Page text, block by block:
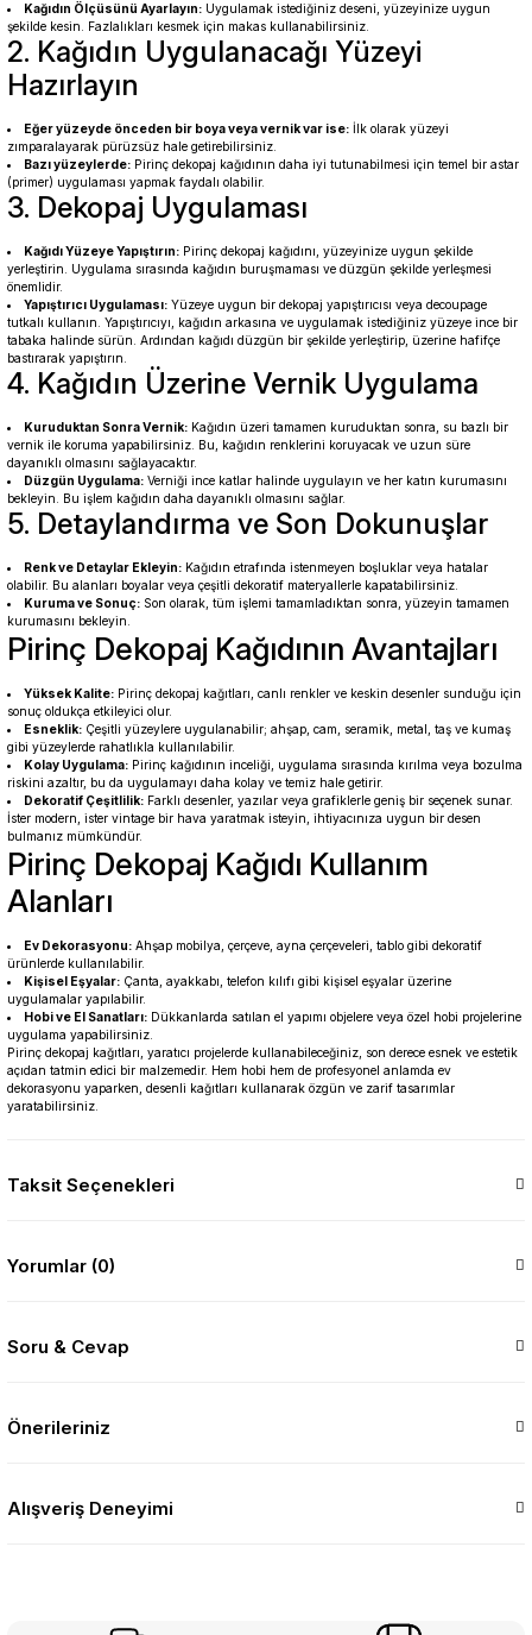
Kağıdın Ölçüsünü Ayarlayın: Uygulamak istediğiniz deseni, yüzeyinize uygun
şekilde kesin. Fazlalıkları kesmek için makas kullanabilirsiniz.
2. Kağıdın Uygulanacağı Yüzeyi
Hazırlayın
Eğer yüzeyde önceden bir boya veya vernik var ise: İlk olarak yüzeyi
zımparalayarak pürüzsüz hale getirebilirsiniz.
Bazı yüzeylerde: Pirinç dekopaj kağıdının daha iyi tutunabilmesi için temel bir astar
(primer) uygulaması yapmak faydalı olabilir.
3. Dekopaj Uygulaması
Kağıdı Yüzeye Yapıştırın: Pirinç dekopaj kağıdını, yüzeyinize uygun şekilde
yerleştirin. Uygulama sırasında kağıdın buruşmaması ve düzgün şekilde yerleşmesi
önemlidir.
Yapıştırıcı Uygulaması: Yüzeye uygun bir dekopaj yapıştırıcısı veya decoupage
tutkalı kullanın. Yapıştırıcıyı, kağıdın arkasına ve uygulamak istediğiniz yüzeye ince bir
tabaka halinde sürün. Ardından kağıdı düzgün bir şekilde yerleştirip, üzerine hafifçe
bastırarak yapıştırın.
4. Kağıdın Üzerine Vernik Uygulama
Kuruduktan Sonra Vernik: Kağıdın üzeri tamamen kuruduktan sonra, su bazlı bir
vernik ile koruma yapabilirsiniz. Bu, kağıdın renklerini koruyacak ve uzun süre
dayanıklı olmasını sağlayacaktır.
Düzgün Uygulama: Verniği ince katlar halinde uygulayın ve her katın kurumasını
bekleyin. Bu işlem kağıdın daha dayanıklı olmasını sağlar.
5. Detaylandırma ve Son Dokunuşlar
Renk ve Detaylar Ekleyin: Kağıdın etrafında istenmeyen boşluklar veya hatalar
olabilir. Bu alanları boyalar veya çeşitli dekoratif materyallerle kapatabilirsiniz.
Kuruma ve Sonuç: Son olarak, tüm işlemi tamamladıktan sonra, yüzeyin tamamen
kurumasını bekleyin.
Pirinç Dekopaj Kağıdının Avantajları
Yüksek Kalite: Pirinç dekopaj kağıtları, canlı renkler ve keskin desenler sunduğu için
sonuç oldukça etkileyici olur.
Esneklik: Çeşitli yüzeylere uygulanabilir; ahşap, cam, seramik, metal, taş ve kumaş
gibi yüzeylerde rahatlıkla kullanılabilir.
Kolay Uygulama: Pirinç kağıdının inceliği, uygulama sırasında kırılma veya bozulma
riskini azaltır, bu da uygulamayı daha kolay ve temiz hale getirir.
Dekoratif Çeşitlilik: Farklı desenler, yazılar veya grafiklerle geniş bir seçenek sunar.
İster modern, ister vintage bir hava yaratmak isteyin, ihtiyacınıza uygun bir desen
bulmanız mümkündür.
Pirinç Dekopaj Kağıdı Kullanım
Alanları
Ev Dekorasyonu: Ahşap mobilya, çerçeve, ayna çerçeveleri, tablo gibi dekoratif
ürünlerde kullanılabilir.
Kişisel Eşyalar: Çanta, ayakkabı, telefon kılıfı gibi kişisel eşyalar üzerine
uygulamalar yapılabilir.
Hobi ve El Sanatları: Dükkanlarda satılan el yapımı objelere veya özel hobi projelerine
uygulama yapabilirsiniz.
Pirinç dekopaj kağıtları, yaratıcı projelerde kullanabileceğiniz, son derece esnek ve estetik
açıdan tatmin edici bir malzemedir. Hem hobi hem de profesyonel anlamda ev
dekorasyonu yaparken, desenli kağıtları kullanarak özgün ve zarif tasarımlar
yaratabilirsiniz.
Taksit Seçenekleri
Yorumlar (0)
Soru & Cevap
Önerileriniz
Alışveriş Deneyimi